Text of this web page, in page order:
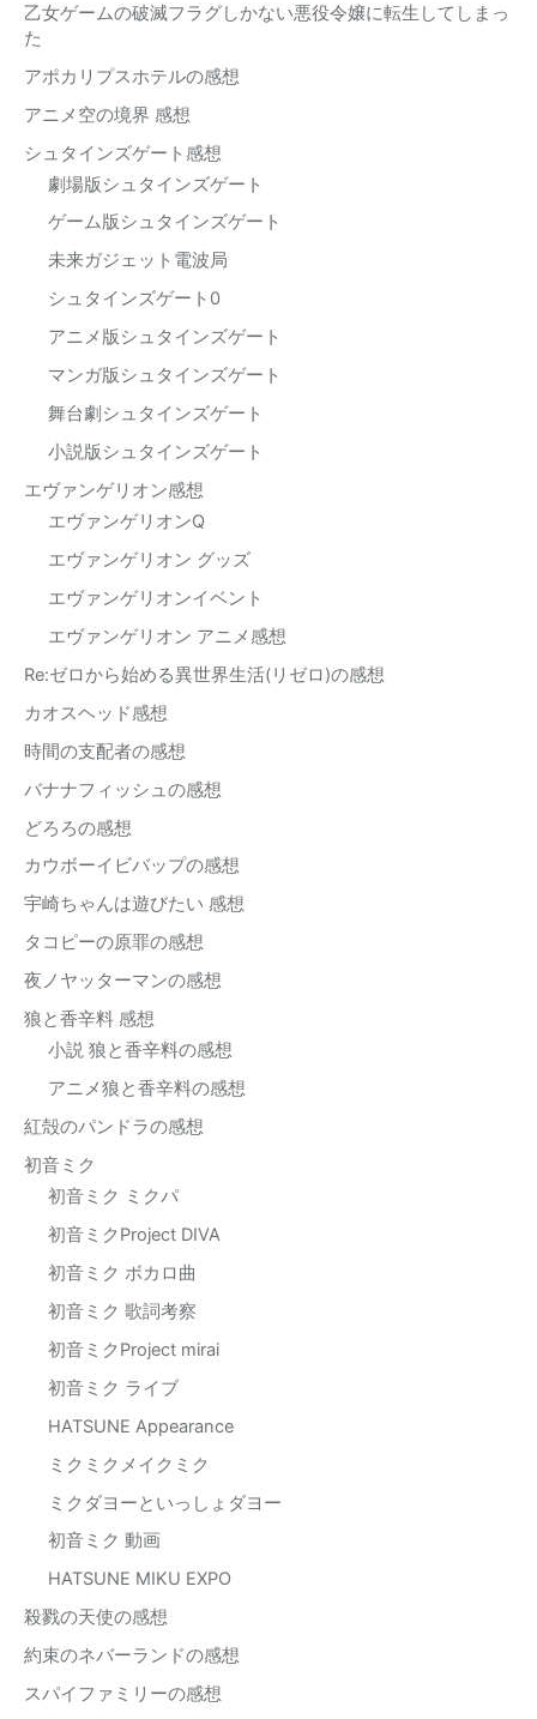
乙女ゲームの破滅フラグしかない悪役令嬢に転生してしまっ
た
アポカリプスホテルの感想
アニメ空の境界 感想
シュタインズゲート感想
劇場版シュタインズゲート
ゲーム版シュタインズゲート
未来ガジェット電波局
シュタインズゲート0
アニメ版シュタインズゲート
マンガ版シュタインズゲート
舞台劇シュタインズゲート
小説版シュタインズゲート
エヴァンゲリオン感想
エヴァンゲリオンQ
エヴァンゲリオン グッズ
エヴァンゲリオンイベント
エヴァンゲリオン アニメ感想
Re:ゼロから始める異世界生活(リゼロ)の感想
カオスヘッド感想
時間の支配者の感想
バナナフィッシュの感想
どろろの感想
カウボーイビバップの感想
宇崎ちゃんは遊びたい 感想
タコピーの原罪の感想
夜ノヤッターマンの感想
狼と香辛料 感想
小説 狼と香辛料の感想
アニメ狼と香辛料の感想
紅殻のパンドラの感想
初音ミク
初音ミク ミクパ
初音ミクProject DIVA
初音ミク ボカロ曲
初音ミク 歌詞考察
初音ミクProject mirai
初音ミク ライブ
HATSUNE Appearance
ミクミクメイクミク
ミクダヨーといっしょダヨー
初音ミク 動画
HATSUNE MIKU EXPO
殺戮の天使の感想
約束のネバーランドの感想
スパイファミリーの感想